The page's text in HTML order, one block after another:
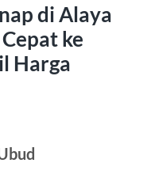
di Alaya
ke
Harga